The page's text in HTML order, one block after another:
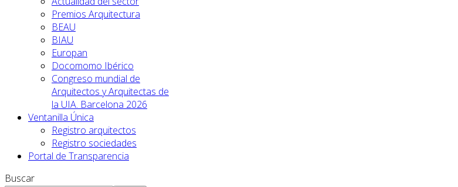
Premios Arquitectura
BEAU
BIAU
Europan
Docomomo Ibérico
Congreso mundial de
Arquitectos y Arquitectas de
la UIA. Barcelona 2026
Ventanilla Única
Registro arquitectos
Registro sociedades
Portal de Transparencia
Buscar